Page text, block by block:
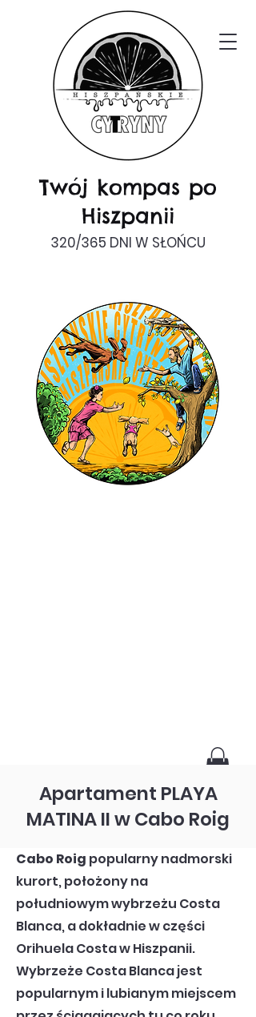
Twój kompas po
Hiszpanii
320/365 DNI W SŁOŃCU
Apartament PLAYA
MATINA II w Cabo Roig
Cabo Roig popularny nadmorski
kurort, położony na
południowym wybrzeżu Costa
Blanca, a dokładnie w części
Orihuela Costa w Hiszpanii.
Wybrzeże Costa Blanca jest
popularnym i lubianym miejscem